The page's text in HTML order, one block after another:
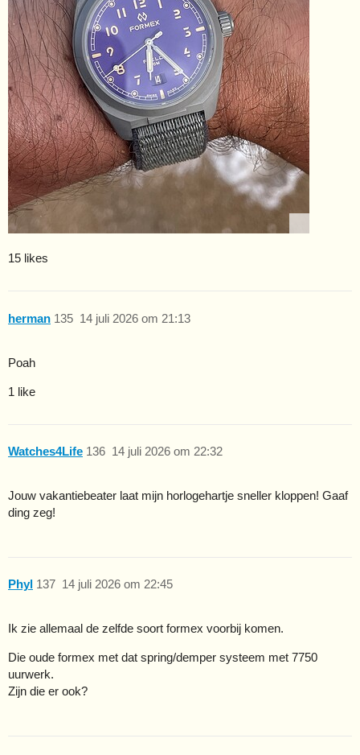
15 likes
herman 14 juli 2026 om 21:13
135
Poah
1 like
Watches4Life 14 juli 2026 om 22:32
136
Jouw vakantiebeater laat mijn horlogehartje sneller kloppen! Gaaf
ding zeg!
Phyl 14 juli 2026 om 22:45
137
Ik zie allemaal de zelfde soort formex voorbij komen.
Die oude formex met dat spring/demper systeem met 7750
uurwerk.
Zijn die er ook?